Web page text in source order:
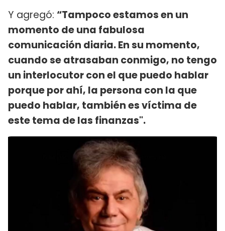
Y agregó: “Tampoco estamos en un
momento de una fabulosa
comunicación diaria. En su momento,
cuando se atrasaban conmigo, no tengo
un interlocutor con el que puedo hablar
porque por ahí, la persona con la que
puedo hablar, también es víctima de
este tema de las finanzas".